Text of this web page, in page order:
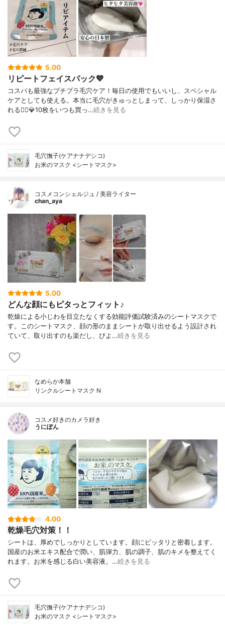
5.00
リピートフェイスパック💙
コスパも最強なプチプラ毛穴ケア！毎日の使用でもいいし、スペシャル
ケアとしても使える。本当に毛穴がきゅっとしまって、しっかり保湿さ
れる🙆‍♀️💎10枚をいつも買っ…続きを見る
毛穴撫子(ケアナナデシコ)
お米のマスク <シートマスク>
コスメコンシェルジュ / 美容ライター
chan_aya
5.00
どんな顔にもピタっとフィット♪
乾燥による小じわを目立たなくする効能評価試験済みのシートマスクで
す。このシートマスク、顔の形のままシートが取り出せるよう設計され
ていて、取り出すのも楽だし、びよ…続きを見る
なめらか本舗
リンクルシートマスク N
コスメ好きのカメラ好き
うにぽん
4.00
乾燥毛穴対策！！
シートは、厚めでしっかりとしています。顔にピッタリと密着します。
国産のお米エキス配合で潤い、肌弾力、肌の調子、肌のキメを整えてく
れます。お米を感じる白い美容液。…続きを見る
毛穴撫子(ケアナナデシコ)
お米のマスク <シートマスク>